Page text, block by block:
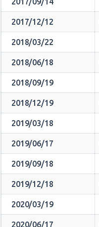
2017/12/12
2018/03/22
2018/06/18
2018/09/19
2018/12/19
2019/03/18
2019/06/17
2019/09/18
2019/12/18
2020/03/19
2020/06/17